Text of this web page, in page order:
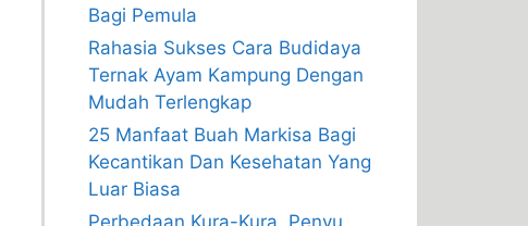
Bagi Pemula
Rahasia Sukses Cara Budidaya
Ternak Ayam Kampung Dengan
Mudah Terlengkap
25 Manfaat Buah Markisa Bagi
Kecantikan Dan Kesehatan Yang
Luar Biasa
Perbedaan Kura-Kura, Penyu,